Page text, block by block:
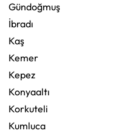
Gündoğmuş
İbradı
Kaş
Kemer
Kepez
Konyaaltı
Korkuteli
Kumluca